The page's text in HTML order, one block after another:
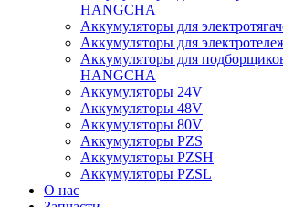
HANGCHA
Аккумуляторы для
Аккумуляторы для
Аккумуляторы для
HANGCHA
Аккумуляторы 24V
Аккумуляторы 48V
Аккумуляторы 80V
Аккумуляторы PZS
Аккумуляторы PZSH
Аккумуляторы PZSL
О нас